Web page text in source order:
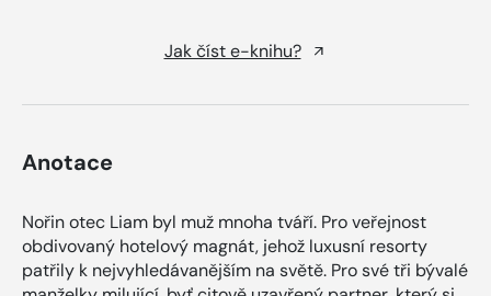
Jak číst e-knihu?
Anotace
Nořin otec Liam byl muž mnoha tváří. Pro veřejnost
obdivovaný hotelový magnát, jehož luxusní resorty
patřily k nejvyhledávanějším na světě. Pro své tři bývalé